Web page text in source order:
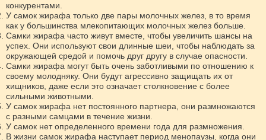
конкурентами.
У самок жирафа только две пары молочных желез, в то время
как у большинства млекопитающих молочных желез больше.
Самки жирафа часто живут вместе, чтобы увеличить шансы на
успех. Они используют свои длинные шеи, чтобы наблюдать за
окружающей средой и помочь друг другу в случае опасности.
Самки жирафа могут быть очень заботливыми по отношению к
своему молодняку. Они будут агрессивно защищать их от
хищников, даже если это означает столкновение с более
сильными животными.
У самок жирафа нет постоянного партнера, они размножаются
с разными самцами в течение жизни.
У самок нет определенного времени года для размножения.
В жизни самок жирафа наступает период менопаузы, когда они